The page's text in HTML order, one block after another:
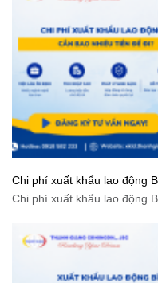
Chi phí xuất khẩu lao động
Chi phí xuất khẩu lao động